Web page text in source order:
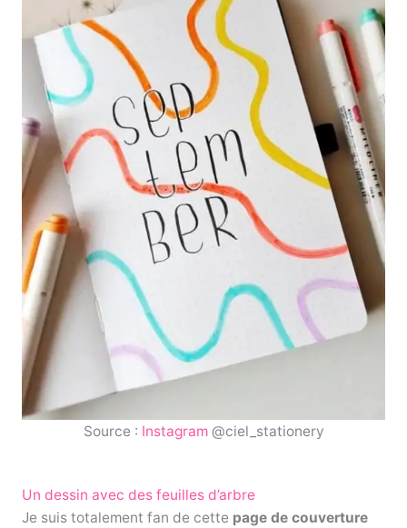
Source : Instagram@ciel_stationery
Un dessin avec des feuilles d’arbre
Je suis totalement fan de cettepage de couverture